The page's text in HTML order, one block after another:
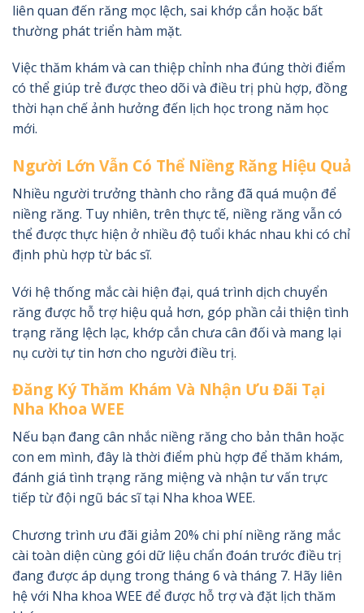
liên quan đến răng mọc lệch, sai khớp cắn hoặc bất
thường phát triển hàm mặt.
Việc thăm khám và can thiệp chỉnh nha đúng thời điểm
có thể giúp trẻ được theo dõi và điều trị phù hợp, đồng
thời hạn chế ảnh hưởng đến lịch học trong năm học
mới.
Người Lớn Vẫn Có Thể Niềng Răng Hiệu Quả
Nhiều người trưởng thành cho rằng đã quá muộn để
niềng răng. Tuy nhiên, trên thực tế, niềng răng vẫn có
thể được thực hiện ở nhiều độ tuổi khác nhau khi có chỉ
định phù hợp từ bác sĩ.
Với hệ thống mắc cài hiện đại, quá trình dịch chuyển
răng được hỗ trợ hiệu quả hơn, góp phần cải thiện tình
trạng răng lệch lạc, khớp cắn chưa cân đối và mang lại
nụ cười tự tin hơn cho người điều trị.
Đăng Ký Thăm Khám Và Nhận Ưu Đãi Tại
Nha Khoa WEE
Nếu bạn đang cân nhắc niềng răng cho bản thân hoặc
con em mình, đây là thời điểm phù hợp để thăm khám,
đánh giá tình trạng răng miệng và nhận tư vấn trực
tiếp từ đội ngũ bác sĩ tại Nha khoa WEE.
Chương trình ưu đãi giảm 20% chi phí niềng răng mắc
cài toàn diện cùng gói dữ liệu chẩn đoán trước điều trị
đang được áp dụng trong tháng 6 và tháng 7. Hãy liên
hệ với Nha khoa WEE để được hỗ trợ và đặt lịch thăm